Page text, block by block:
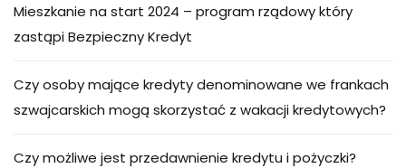
Mieszkanie na start 2024 – program rządowy który
zastąpi Bezpieczny Kredyt
Czy osoby mające kredyty denominowane we frankach
szwajcarskich mogą skorzystać z wakacji kredytowych?
Czy możliwe jest przedawnienie kredytu i pożyczki?